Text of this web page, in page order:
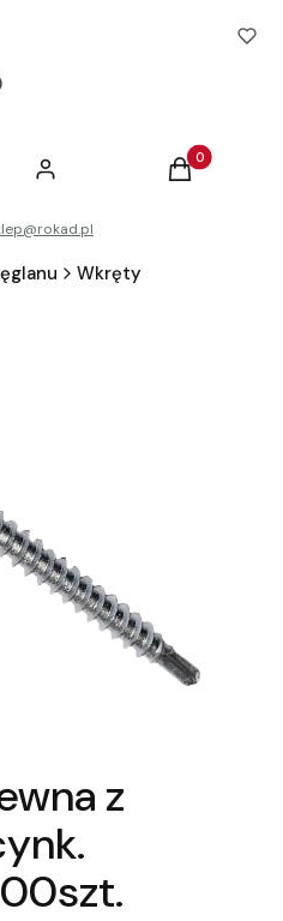
Zaloguj się Produkty w
Koszyk
Wkręty
z